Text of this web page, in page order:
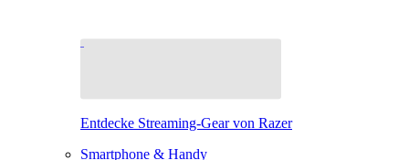
Entdecke Streaming-Gear von Razer
Smartphone & Handy